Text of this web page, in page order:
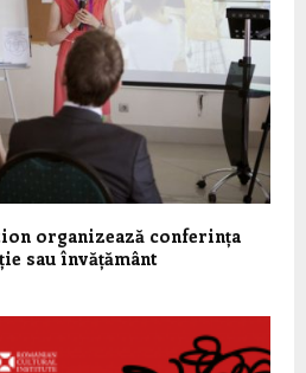
organizează conferința
sau învățământ